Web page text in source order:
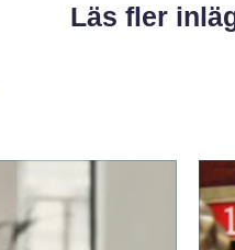
Läs fler